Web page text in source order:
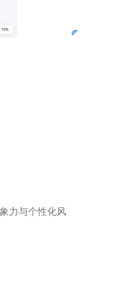
力与个性化风